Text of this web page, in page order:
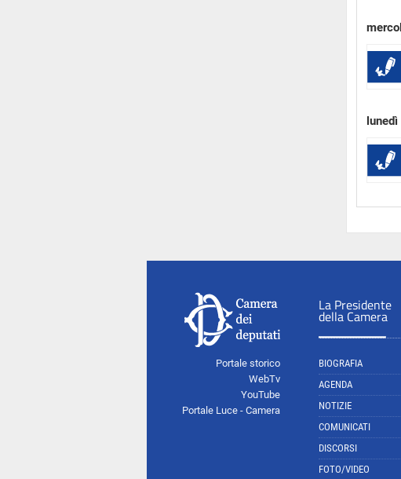
Portale storico
WebTv
YouTube
Portale Luce - Camera
La Presidente
della Camera
BIOGRAFIA
AGENDA
NOTIZIE
COMUNICATI
DISCORSI
FOTO/VIDEO